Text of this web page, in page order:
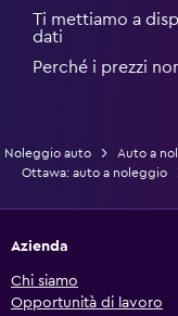
Ti mettiamo a
dati
Perché i prezzi
Noleggio auto Auto a
Ottawa: auto a noleggio
Azienda
Chi siamo
Opportunità di lavoro